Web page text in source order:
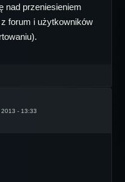
nad przeniesieniem
forum i użytkowników
- 13:33